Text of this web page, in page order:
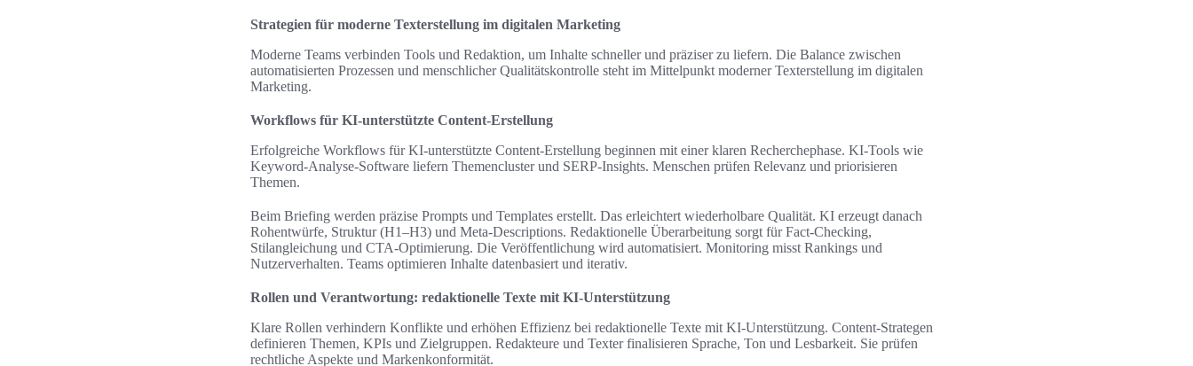
Strategien für moderne Texterstellung im digitalen Marketing
Moderne Teams verbinden Tools und Redaktion, um Inhalte schneller und präziser zu liefern. Die Balance zwischen
automatisierten Prozessen und menschlicher Qualitätskontrolle steht im Mittelpunkt moderner Texterstellung im digitalen
Marketing.
Workflows für KI-unterstützte Content-Erstellung
Erfolgreiche Workflows für KI-unterstützte Content-Erstellung beginnen mit einer klaren Recherchephase. KI-Tools wie
Keyword-Analyse-Software liefern Themencluster und SERP-Insights. Menschen prüfen Relevanz und priorisieren
Themen.
Beim Briefing werden präzise Prompts und Templates erstellt. Das erleichtert wiederholbare Qualität. KI erzeugt danach
Rohentwürfe, Struktur (H1–H3) und Meta-Descriptions. Redaktionelle Überarbeitung sorgt für Fact-Checking,
Stilangleichung und CTA-Optimierung. Die Veröffentlichung wird automatisiert. Monitoring misst Rankings und
Nutzerverhalten. Teams optimieren Inhalte datenbasiert und iterativ.
Rollen und Verantwortung: redaktionelle Texte mit KI-Unterstützung
Klare Rollen verhindern Konflikte und erhöhen Effizienz bei redaktionelle Texte mit KI-Unterstützung. Content-Strategen
definieren Themen, KPIs und Zielgruppen. Redakteure und Texter finalisieren Sprache, Ton und Lesbarkeit. Sie prüfen
rechtliche Aspekte und Markenkonformität.